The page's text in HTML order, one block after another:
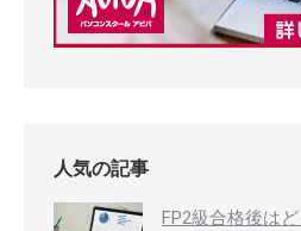
人気の記事
FP2級合格後は